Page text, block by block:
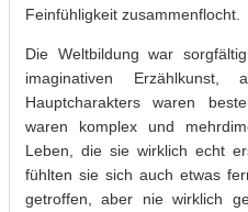
Feinfühligkeit zusammenflocht.
Die Weltbildung war
imaginativen
Hauptcharakters waren
waren komplex und
Leben, die sie wirklich echt
fühlten sie sich auch etwas
getroffen, aber nie wirklich